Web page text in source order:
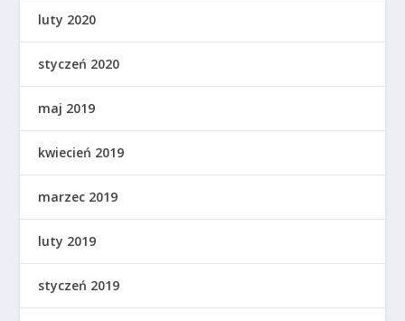
luty 2020
styczeń 2020
maj 2019
kwiecień 2019
marzec 2019
luty 2019
styczeń 2019